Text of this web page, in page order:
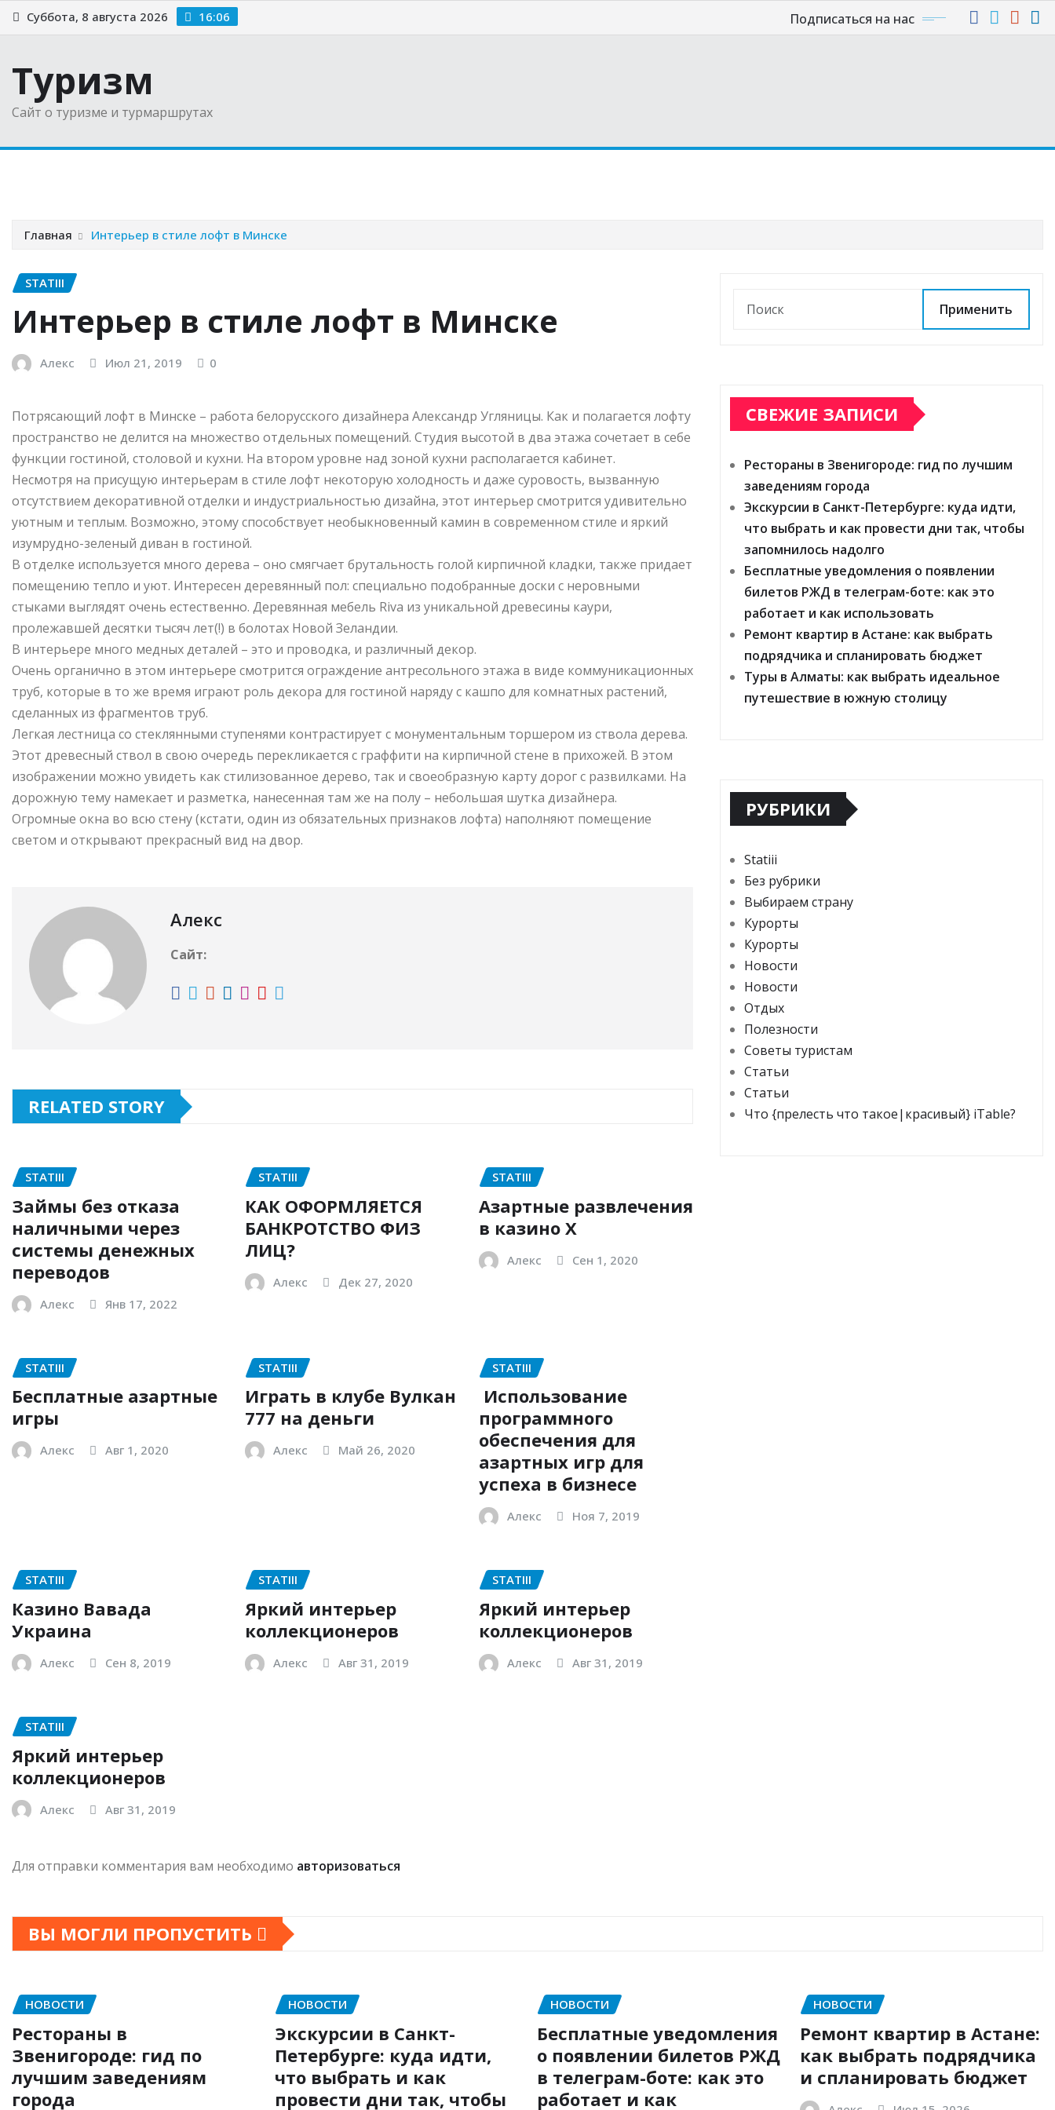
Перейти
к
Суббота, 8 августа 2026 16:06 Подписаться на нас
Туризм
Сайт о туризме и турмаршрутах
Главная Интерьер в стиле лофт в Минске
STATIII
Интерьер в стиле лофт в Минске
Алекс Июл 21, 2019 0
Потрясающий лофт в Минске – работа белорусского дизайнера Александр Угляницы. Как и полагается лофту
пространство не делится на множество отдельных помещений. Студия высотой в два этажа сочетает в себе
функции гостиной, столовой и кухни. На втором уровне над зоной кухни располагается кабинет.
Несмотря на присущую интерьерам в стиле лофт некоторую холодность и даже суровость, вызванную
отсутствием декоративной отделки и индустриальностью дизайна, этот интерьер смотрится удивительно
уютным и теплым. Возможно, этому способствует необыкновенный камин в современном стиле и яркий
изумрудно-зеленый диван в гостиной.
В отделке используется много дерева – оно смягчает брутальность голой кирпичной кладки, также придает
помещению тепло и уют. Интересен деревянный пол: специально подобранные доски с неровными
стыками выглядят очень естественно. Деревянная мебель Riva из уникальной древесины каури,
пролежавшей десятки тысяч лет(!) в болотах Новой Зеландии.
В интерьере много медных деталей – это и проводка, и различный декор.
Очень органично в этом интерьере смотрится ограждение антресольного этажа в виде коммуникационных
труб, которые в то же время играют роль декора для гостиной наряду с кашпо для комнатных растений,
сделанных из фрагментов труб.
Легкая лестница со стеклянными ступенями контрастирует с монументальным торшером из ствола дерева.
Этот древесный ствол в свою очередь перекликается с граффити на кирпичной стене в прихожей. В этом
изображении можно увидеть как стилизованное дерево, так и своеобразную карту дорог с развилками. На
дорожную тему намекает и разметка, нанесенная там же на полу – небольшая шутка дизайнера.
Огромные окна во всю стену (кстати, один из обязательных признаков лофта) наполняют помещение
светом и открывают прекрасный вид на двор.
Алекс
Сайт:
RELATED STORY
STATIII
Займы без отказа
наличными через
системы денежных
переводов
Алекс Янв 17, 2022
STATIII
КАК ОФОРМЛЯЕТСЯ
БАНКРОТСТВО ФИЗ
ЛИЦ?
Алекс Дек 27, 2020
STATIII
Азартные развлечения
в казино Х
Алекс Сен 1, 2020
STATIII
Бесплатные азартные
игры
Алекс Авг 1, 2020
STATIII
Играть в клубе Вулкан
777 на деньги
Алекс Май 26, 2020
STATIII
Использование
программного
обеспечения для
азартных игр для
успеха в бизнесе
Алекс Ноя 7, 2019
STATIII
Казино Вавада
Украина
Алекс Сен 8, 2019
STATIII
Яркий интерьер
коллекционеров
Алекс Авг 31, 2019
STATIII
Яркий интерьер
коллекционеров
Алекс Авг 31, 2019
STATIII
Яркий интерьер
коллекционеров
Алекс Авг 31, 2019
Для отправки комментария вам необходимо авторизоваться
Применить
СВЕЖИЕ ЗАПИСИ
Рестораны в Звенигороде: гид по лучшим
заведениям города
Экскурсии в Санкт-Петербурге: куда идти,
что выбрать и как провести дни так, чтобы
запомнилось надолго
Бесплатные уведомления о появлении
билетов РЖД в телеграм-боте: как это
работает и как использовать
Ремонт квартир в Астане: как выбрать
подрядчика и спланировать бюджет
Туры в Алматы: как выбрать идеальное
путешествие в южную столицу
РУБРИКИ
Statiii
Без рубрики
Выбираем страну
Курорты
Курорты
Новости
Новости
Отдых
Полезности
Советы туристам
Статьи
Статьи
Что {прелесть что такое|красивый} iTable?
ВЫ МОГЛИ ПРОПУСТИТЬ
НОВОСТИ
Рестораны в
Звенигороде: гид по
лучшим заведениям
города
НОВОСТИ
Экскурсии в Санкт-
Петербурге: куда идти,
что выбрать и как
провести дни так, чтобы
НОВОСТИ
Бесплатные уведомления
о появлении билетов РЖД
в телеграм-боте: как это
работает и как
НОВОСТИ
Ремонт квартир в Астане:
как выбрать подрядчика
и спланировать бюджет